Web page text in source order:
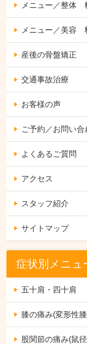
メニュー／整体
メニュー／美容
産後の骨盤矯正
交通事故治療
お客様の声
ご予約／お問い合
よくあるご質問
アクセス
スタッフ紹介
サイトマップ
症状別メニュ
五十肩・四十肩
膝の痛み(変形性
股関節の痛み(鼠